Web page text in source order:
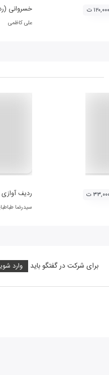
۱۲۰,۰۰۰ ت خسروانی
علی کاظمی
(آواز دشتی)ت ردیف
سیدرضا
برای شرکت در گفتگو باید وارد